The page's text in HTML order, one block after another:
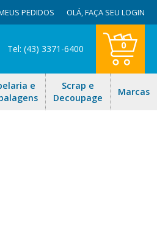
PEDIDOS OLÁ,FAÇA SEU LOGIN
Tel: (43) 3371-6400 0
e
Scrap e
Decoupage
Marcas